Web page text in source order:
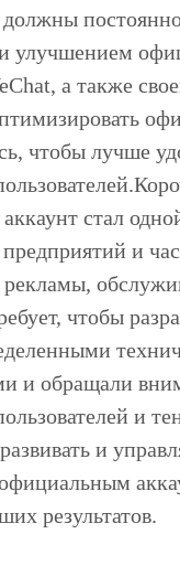
улучшением
а также
чтобы лучше
стал
и
чтобы
и обращали
и
и
результатов.